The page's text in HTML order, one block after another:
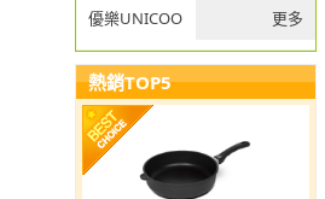
優樂UNICOOK
更多
熱銷TOP5